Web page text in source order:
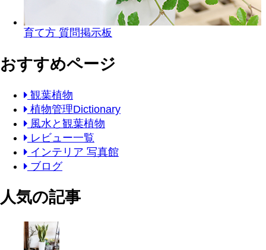
育て方 質問掲示板
おすすめページ
観葉植物
植物管理Dictionary
風水と観葉植物
レビュー一覧
インテリア 写真館
ブログ
人気の記事